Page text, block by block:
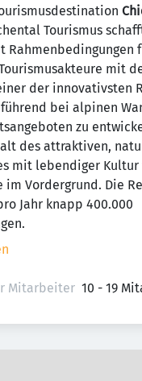
Tourismus
Rahmenbedingungen
mit
der innovativsten
führend bei alpinen
zu
des attraktiven,
mit lebendiger Kultur
im Vordergrund. Die
Jahr knapp 400.000
Mitarbeiter 10 - 19